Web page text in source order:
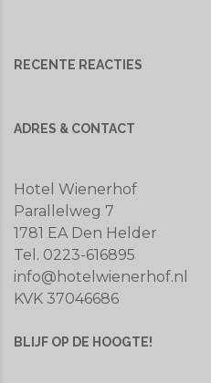
RECENTE REACTIES
ADRES & CONTACT
Hotel Wienerhof
Parallelweg 7
1781 EA Den Helder
Tel. 0223-616895
info@hotelwienerhof.nl
KVK 37046686
BLIJF OP DE HOOGTE!